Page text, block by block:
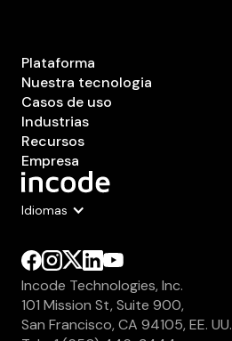
Idiomas
Incode Technologies, Inc.
101 Mission St, Suite 900,
San Francisco, CA 94105, EE. UU.
Plataforma
Nuestra tecnologia
Casos de uso
Industrias
Recursos
Empresa